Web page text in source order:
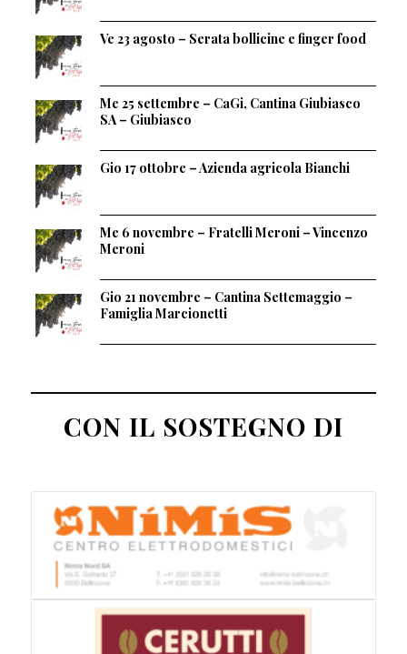
Ve 23 agosto – Serata bollicine e finger food
Me 25 settembre – CaGi, Cantina Giubiasco
SA – Giubiasco
Gio 17 ottobre – Azienda agricola Bianchi
Me 6 novembre – Fratelli Meroni – Vincenzo
Meroni
Gio 21 novembre – Cantina Settemaggio –
Famiglia Marcionetti
CON IL SOSTEGNO DI